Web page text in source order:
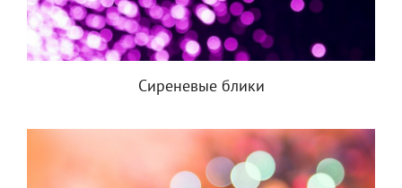
Сиреневые блики